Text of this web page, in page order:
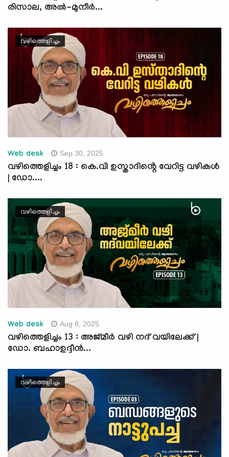
രിസാല, അൽ-മുനീർ...
വഴിത്തെളിച്ചം
Web desk Sep 30, 2025
വഴിത്തെളിച്ചം 18 : കെ.വി ഉസ്താദിൻ്റെ വേറിട്ട വഴികൾ
| ഡോ....
വഴിത്തെളിച്ചം
Web desk Aug 8, 2025
വഴിത്തെളിച്ചം 13 : അജ്മീർ വഴി നദ് വയിലേക്ക് |
ഡോ. ബഹാഉദ്ദീൻ...
വഴിത്തെളിച്ചം